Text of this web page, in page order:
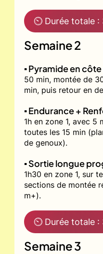
⏲ Durée totale :
Semaine 2
▪️ Pyramide en
50 min, montée de
min, puis retour en
▪️ Endurance +
1h en zone 1, avec 5
toutes les 15 min
de genoux).
▪️ Sortie longue
1h30 en zone 1, sur
sections de montée
m+).
⏲ Durée totale :
Semaine 3